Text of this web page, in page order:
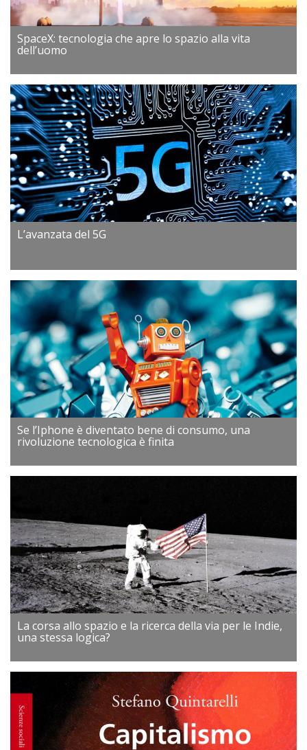
SpaceX: tecnologia che apre lo spazio alla vita
dell’uomo
L’avanzata del 5G
Se l’Iphone è diventato bene di consumo, una
rivoluzione tecnologica è finita
La corsa allo spazio e la ricerca della via per le Indie,
una stessa logica?